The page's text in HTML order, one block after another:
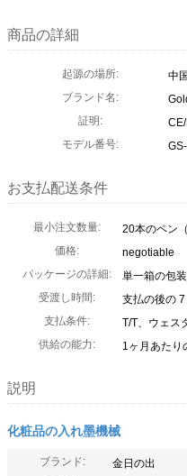
商品の詳細
起源の場所:
中
ブランド名:
証明:
モデル番号:
お支払配送条件
最小注文数量:
20本のペン
価格:
negotiable
パッケージの詳細:
単一箱の包
受渡し時間:
支払の後の 7
支払条件:
T/T、ウェス
供給の能力:
1ヶ月あたり
説明
化粧品の入れ墨機械
ブランド:
金日の出